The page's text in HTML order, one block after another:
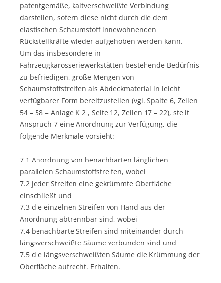
patentgemäße, kaltverschweißte Verbindung
darstellen, sofern diese nicht durch die dem
elastischen Schaumstoff innewohnenden
Rückstellkräfte wieder aufgehoben werden kann.
Um das insbesondere in
Fahrzeugkarosseriewerkstätten bestehende Bedürfnis
zu befriedigen, große Mengen von
Schaumstoffstreifen als Abdeckmaterial in leicht
verfügbarer Form bereitzustellen (vgl. Spalte 6, Zeilen
54 – 58 = Anlage K 2 , Seite 12, Zeilen 17 – 22), stellt
Anspruch 7 eine Anordnung zur Verfügung, die
folgende Merkmale vorsieht:
7.1 Anordnung von benachbarten länglichen
parallelen Schaumstoffstreifen, wobei
7.2 jeder Streifen eine gekrümmte Oberfläche
einschließt und
7.3 die einzelnen Streifen von Hand aus der
Anordnung abtrennbar sind, wobei
7.4 benachbarte Streifen sind miteinander durch
längsverschweißte Säume verbunden sind und
7.5 die längsverschweißten Säume die Krümmung der
Oberfläche aufrecht. Erhalten.